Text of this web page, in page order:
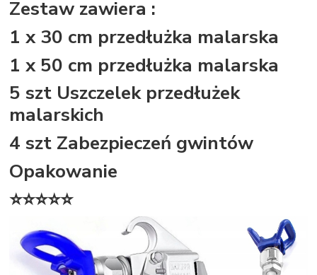
Zestaw zawiera :
1 x 30 cm przedłużka malarska
1 x 50 cm przedłużka malarska
5 szt Uszczelek przedłużek
malarskich
4 szt Zabezpieczeń gwintów
Opakowanie
⭐⭐⭐⭐⭐